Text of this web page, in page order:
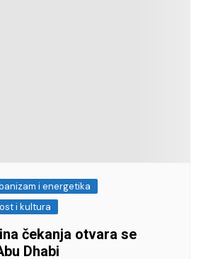
i energetika
i kultura
čekanja otvara se
Dhabi